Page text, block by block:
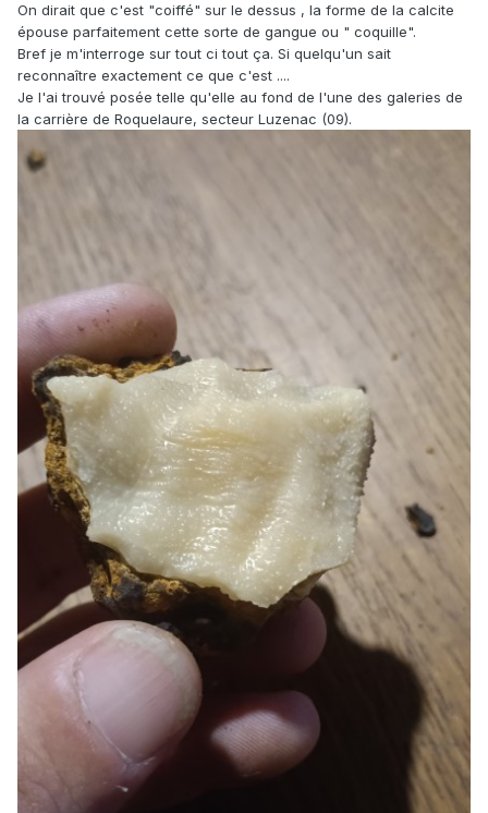
On dirait que c'est "coiffé" sur le dessus , la forme de la calcite
épouse parfaitement cette sorte de gangue ou " coquille".
Bref je m'interroge sur tout ci tout ça. Si quelqu'un sait
reconnaître exactement ce que c'est ....
Je l'ai trouvé posée telle qu'elle au fond de l'une des galeries de
la carrière de Roquelaure, secteur Luzenac (09).